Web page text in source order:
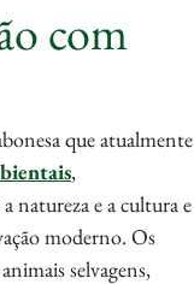
com
que atualmente
,
natureza e a cultura e
moderno. Os
selvagens,